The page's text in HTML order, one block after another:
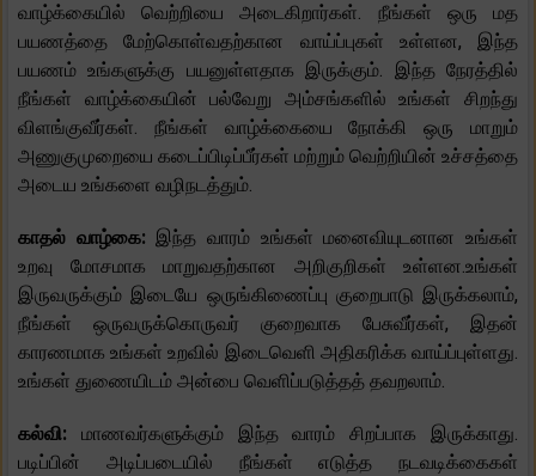
வாழ்க்கையில் வெற்றியை அடைகிறார்கள். நீங்கள் ஒரு மத
பயணத்தை மேற்கொள்வதற்கான வாய்ப்புகள் உள்ளன, இந்த
பயணம் உங்களுக்கு பயனுள்ளதாக இருக்கும். இந்த நேரத்தில்
நீங்கள் வாழ்க்கையின் பல்வேறு அம்சங்களில் உங்கள் சிறந்து
விளங்குவீர்கள். நீங்கள் வாழ்க்கையை நோக்கி ஒரு மாறும்
அணுகுமுறையை கடைப்பிடிப்பீர்கள் மற்றும் வெற்றியின் உச்சத்தை
அடைய உங்களை வழிநடத்தும்.
காதல் வாழ்கை: இந்த வாரம் உங்கள் மனைவியுடனான உங்கள்
உறவு மோசமாக மாறுவதற்கான அறிகுறிகள் உள்ளன.உங்கள்
இருவருக்கும் இடையே ஒருங்கிணைப்பு குறைபாடு இருக்கலாம்,
நீங்கள் ஒருவருக்கொருவர் குறைவாக பேசுவீர்கள், இதன்
காரணமாக உங்கள் உறவில் இடைவெளி அதிகரிக்க வாய்ப்புள்ளது.
உங்கள் துணையிடம் அன்பை வெளிப்படுத்தத் தவறலாம்.
கல்வி: மாணவர்களுக்கும் இந்த வாரம் சிறப்பாக இருக்காது.
படிப்பின் அடிப்படையில் நீங்கள் எடுத்த நடவடிக்கைகள்